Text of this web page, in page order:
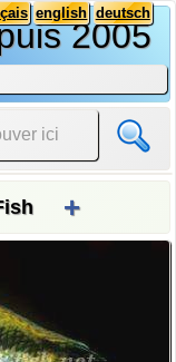
2005
deutsch
english
+